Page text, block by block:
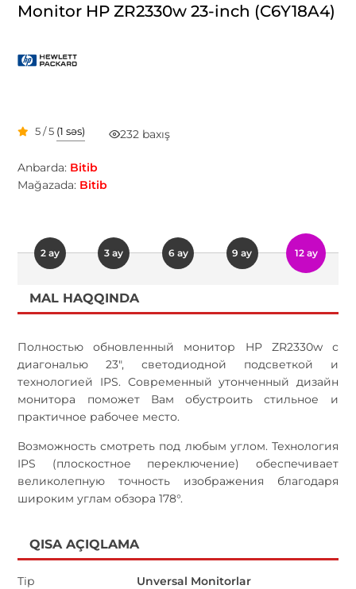
Monitor HP ZR2330w 23-inch (C6Y18A4)
5 / 5 (1 səs) 232 baxış
Anbarda: Bitib
Mağazada: Bitib
2 ay 3 ay 6 ay 9 ay 12 ay
MAL HAQQINDA
Полностью обновленный монитор HP ZR2330w с
диагональю 23", светодиодной подсветкой и
технологией IPS. Современный утонченный дизайн
монитора поможет Вам обустроить стильное и
практичное рабочее место.
Возможность смотреть под любым углом. Технология
IPS (плоскостное переключение) обеспечивает
великолепную точность изображения благодаря
широким углам обзора 178°.
QISA AÇIQLAMA
Tip
Unversal Monitorlar